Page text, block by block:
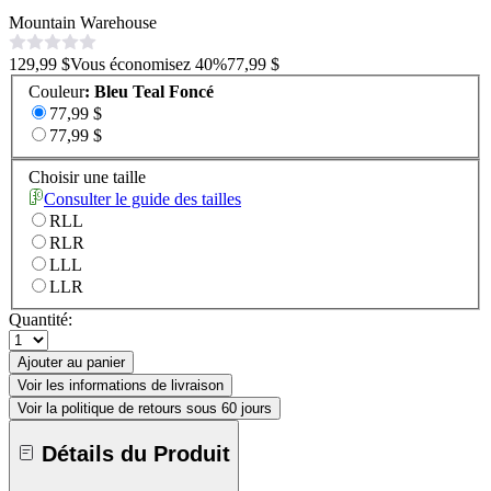
Mountain Warehouse
129,99 $Vous économisez 40%77,99 $
Couleur: Bleu Teal Foncé
77,99 $
77,99 $
Choisir une taille
Consulter le guide des tailles
RLL
RLR
LLL
LLR
Quantité:
Ajouter au panier
Voir les informations de livraison
Voir la politique de retours sous 60 jours
Détails du Produit